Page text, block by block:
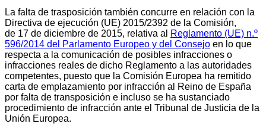
La falta de trasposición también concurre en relación con la
Directiva de ejecución (UE) 2015/2392 de la Comisión,
de 17 de diciembre de 2015, relativa al
Reglamento (UE) n.º
596/2014 del Parlamento Europeo y del Consejo en lo que
respecta a la comunicación de posibles infracciones o
infracciones reales de dicho Reglamento a las autoridades
competentes, puesto que la Comisión Europea ha remitido
carta de emplazamiento por infracción al Reino de España
por falta de transposición e incluso se ha sustanciado
procedimiento de infracción ante el Tribunal de Justicia de la
Unión Europea.